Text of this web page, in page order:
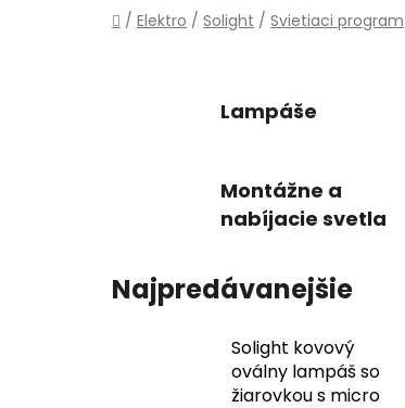
Domov
/ Elektro / Solight / Svietiaci program
Lampáše
Montážne a
nabíjacie svetla
Najpredávanejšie
Solight kovový
oválny lampáš so
žiarovkou s micro